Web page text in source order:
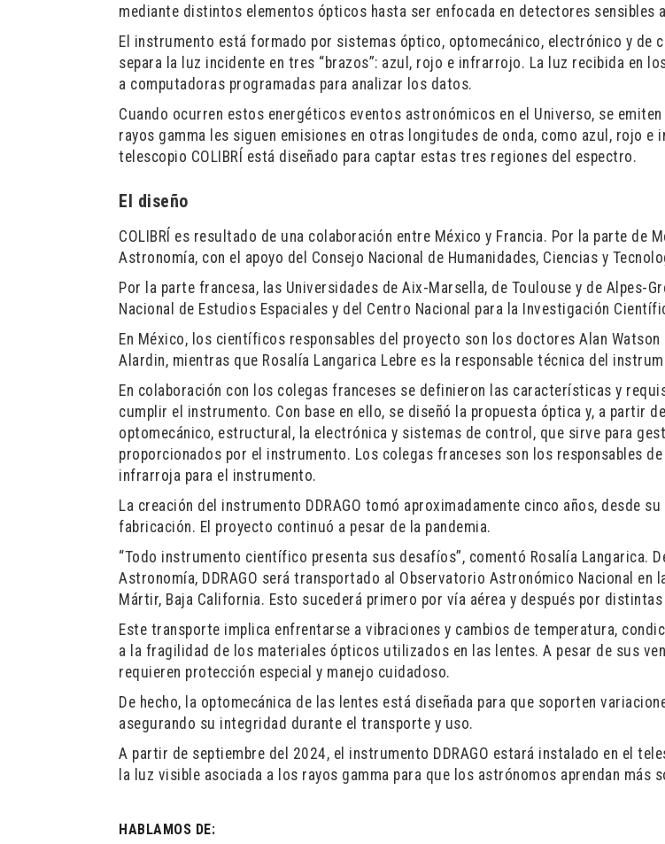
mediante distintos elementos ópticos hasta ser enfocada en detectores sensibles
El instrumento está formado por sistemas óptico, optomecánico, electrónico y de
separa la luz incidente en tres “brazos”: azul, rojo e infrarrojo. La luz recibida en
a computadoras programadas para analizar los datos.
Cuando ocurren estos energéticos eventos astronómicos en el Universo, se
rayos gamma les siguen emisiones en otras longitudes de onda, como azul, rojo e
telescopio COLIBRÍ está diseñado para captar estas tres regiones del espectro.
El diseño
COLIBRÍ es resultado de una colaboración entre México y Francia. Por la parte de
Astronomía, con el apoyo del Consejo Nacional de Humanidades, Ciencias y
Por la parte francesa, las Universidades de Aix-Marsella, de Toulouse y de Alpes-
Nacional de Estudios Espaciales y del Centro Nacional para la Investigación
En México, los científicos responsables del proyecto son los doctores Alan Watson
Alardin, mientras que Rosalía Langarica Lebre es la responsable técnica del
En colaboración con los colegas franceses se definieron las características y
cumplir el instrumento. Con base en ello, se diseñó la propuesta óptica y, a partir
optomecánico, estructural, la electrónica y sistemas de control, que sirve para
proporcionados por el instrumento. Los colegas franceses son los responsables
infrarroja para el instrumento.
La creación del instrumento DDRAGO tomó aproximadamente cinco años, desde
fabricación. El proyecto continuó a pesar de la pandemia.
“Todo instrumento científico presenta sus desafíos”, comentó Rosalía Langarica.
Astronomía, DDRAGO será transportado al Observatorio Astronómico Nacional en
Mártir, Baja California. Esto sucederá primero por vía aérea y después por
Este transporte implica enfrentarse a vibraciones y cambios de temperatura,
a la fragilidad de los materiales ópticos utilizados en las lentes. A pesar de sus
requieren protección especial y manejo cuidadoso.
De hecho, la optomecánica de las lentes está diseñada para que soporten
asegurando su integridad durante el transporte y uso.
A partir de septiembre del 2024, el instrumento DDRAGO estará instalado en el
la luz visible asociada a los rayos gamma para que los astrónomos aprendan más
HABLAMOS DE: